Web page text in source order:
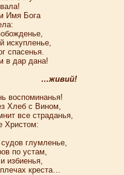
Имя Бога
искупленье,
спасенья.
в дар дана!
воспоминанья!
Хлеб с Вином,
все страданья,
Христом:
глумленье,
по устам,
избиенья,
креста…